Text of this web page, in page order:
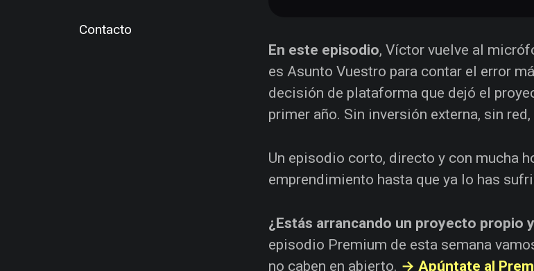
Contacto
En este episodio, Víctor vuelve al
es Asunto Vuestro para contar el error
decisión de plataforma que dejó el
primer año. Sin inversión externa, sin
Un episodio corto, directo y con mucha
emprendimiento hasta que ya lo has
¿Estás arrancando un proyecto propio
episodio Premium de esta semana
no caben en abierto. → Apúntate al